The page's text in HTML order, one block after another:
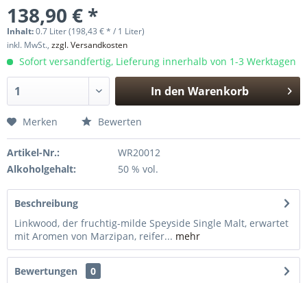
138,90 € *
Inhalt:0.7 Liter (198,43 € * / 1 Liter)
inkl. MwSt., zzgl. Versandkosten
Sofort versandfertig, Lieferung innerhalb von 1-3 Werktagen
In den Warenkorb
Merken Bewerten
Artikel-Nr.:
WR20012
Alkoholgehalt:
50 % vol.
Beschreibung
Linkwood, der fruchtig-milde Speyside Single Malt, erwartet
mit Aromen von Marzipan, reifer... mehr
Bewertungen
0